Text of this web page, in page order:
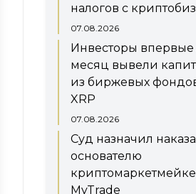
налогов с
07.08.2026
Инвесторы впервые
месяц вывели
из биржевых
XRP
07.08.2026
Суд назначил
основателю
MyTrade